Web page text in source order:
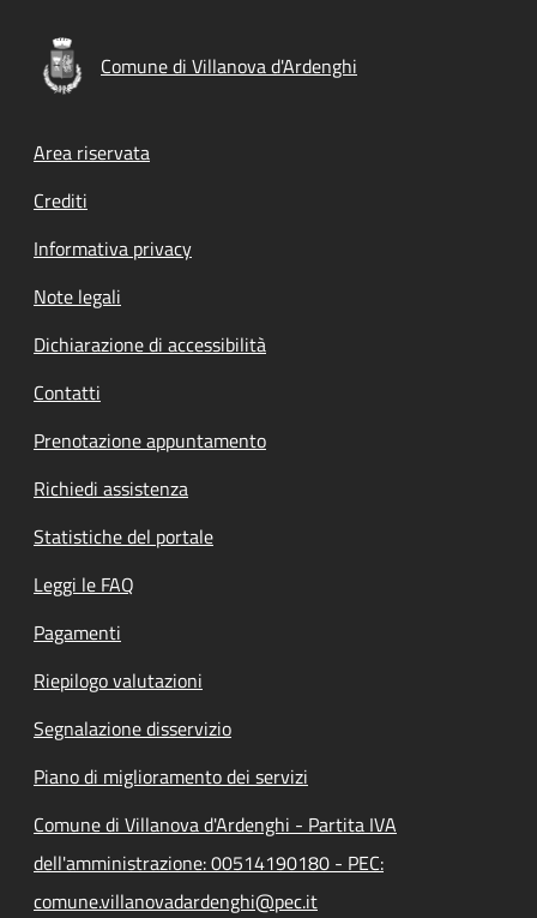
Comune di Villanova d'Ardenghi
Footer menu
Area riservata
Crediti
Informativa privacy
Note legali
Dichiarazione di accessibilità
Contatti
Prenotazione appuntamento
Richiedi assistenza
Statistiche del portale
Leggi le FAQ
Pagamenti
Riepilogo valutazioni
Segnalazione disservizio
Piano di miglioramento dei servizi
Comune di Villanova d'Ardenghi - Partita IVA
dell'amministrazione: 00514190180 - PEC:
comune.villanovadardenghi@pec.it